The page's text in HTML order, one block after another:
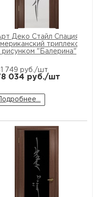
Деко Стайл Спация-3
триплекс
рисунком "Балерина"
749 руб./шт
034 руб./шт
Подробнее...